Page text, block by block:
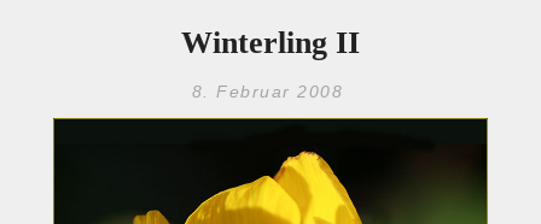
Winterling II
8. Februar 2008